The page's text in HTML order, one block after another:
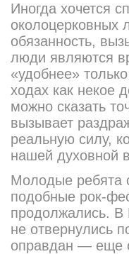
Иногда хочется
околоцерковных
обязанность,
люди являются
«удобнее»
ходах как некое
можно сказать
вызывает
реальную силу,
нашей духовной
Молодые ребята
подобные рок-
продолжались.
не отвернулись
оправдан — еще